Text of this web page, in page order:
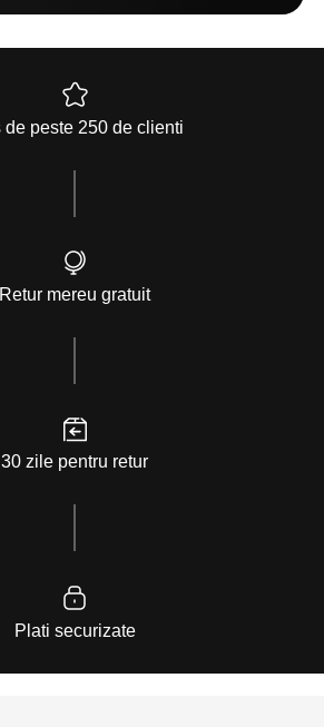
de peste 250 de clienti
Retur mereu gratuit
30 zile pentru retur
Plati securizate